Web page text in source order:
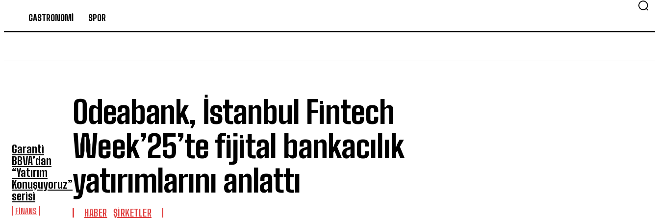
GASTRONOMİ SPOR
Garanti
BBVA’dan
“Yatırım
Konuşuyoruz”
serisi
FİNANS
Odeabank, İstanbul Fintech
Week’25’te fijital bankacılık
yatırımlarını anlattı
HABER ŞİRKETLER